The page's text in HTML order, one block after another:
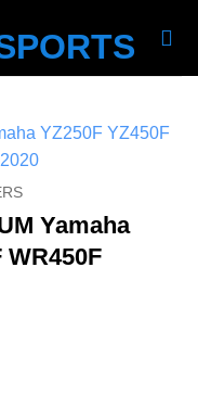
Yamaha
WR450F